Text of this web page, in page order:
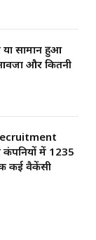
सामान हुआ
और कितनी
कंपनियों में 1235
कई वैकेंसी